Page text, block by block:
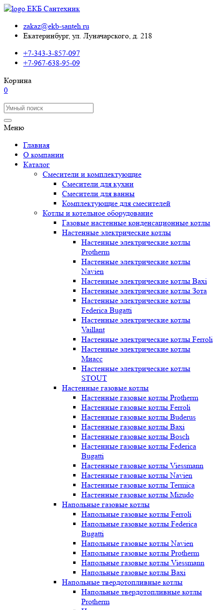
zakaz@ekb-santeh.ru
Екатеринбург, ул. Луначарского, д. 218
+7-343-3-857-097
+7-967-638-95-09
Корзина
0
Меню
Главная
О компании
Каталог
Смесители и комплектующие
Смесители для кухни
Смесители для ванны
Комплектующие для смесителей
Котлы и котельное оборудование
Газовые настенные конденсационные котлы
Настенные электрические котлы
Настенные электрические котлы
Protherm
Настенные электрические котлы
Navien
Настенные электрические котлы Baxi
Настенные электрические котлы Зота
Настенные электрические котлы
Federica Bugatti
Настенные электрические котлы
Vaillant
Настенные электрические котлы Ferroli
Настенные электрические котлы
Миасс
Настенные электрические котлы
STOUT
Настенные газовые котлы
Настенные газовые котлы Protherm
Настенные газовые котлы Ferroli
Настенные газовые котлы Buderus
Настенные газовые котлы Baxi
Настенные газовые котлы Bosch
Настенные газовые котлы Federica
Bugatti
Настенные газовые котлы Viessmann
Настенные газовые котлы Navien
Настенные газовые котлы Termica
Настенные газовые котлы Mizudo
Напольные газовые котлы
Напольные газовые котлы Ferroli
Напольные газовые котлы Federica
Bugatti
Напольные газовые котлы Navien
Напольные газовые котлы Protherm
Напольные газовые котлы Viessmann
Напольные газовые котлы Baxi
Напольные твердотопливные котлы
Напольные твердотопливные котлы
Protherm